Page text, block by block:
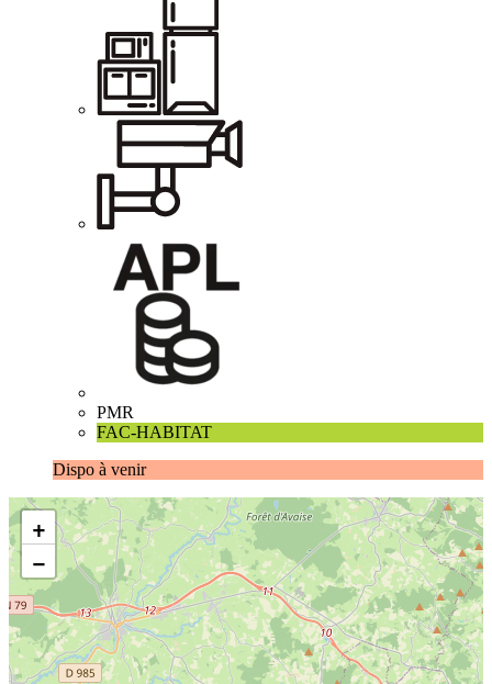
PMR
FAC-HABITAT
Dispo à venir
+
−